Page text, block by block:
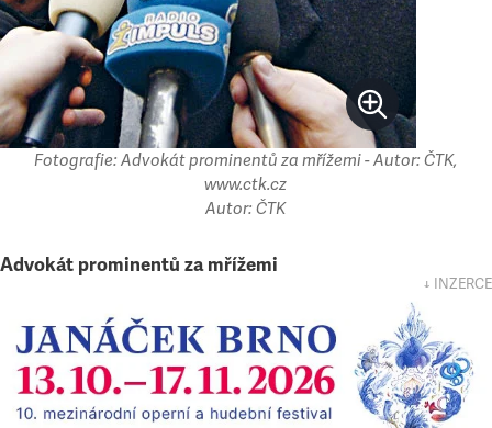
Fotografie: Advokát prominentů za mřížemi - Autor: ČTK,
www.ctk.cz
Autor: ČTK
Advokát prominentů za mřížemi
↓ INZERCE